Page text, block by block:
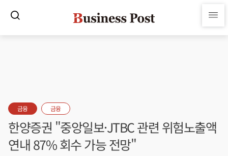
금융 금융
한양증권 "중앙일보·JTBC 관련 위험노출액
연내 87% 회수 가능 전망"